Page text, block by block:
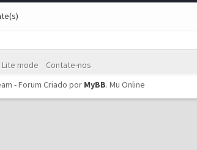
Lite mode
Contate-nos
- Forum Criado por MyBB.Mu Online